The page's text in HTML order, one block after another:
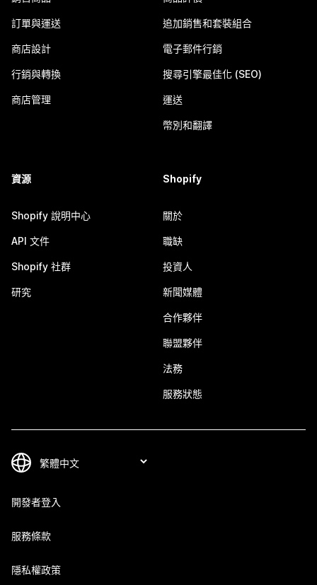
訂單與運送
商店設計
行銷與轉換
商店管理
追加銷售和套裝組合
電子郵件行銷
搜尋引擎最佳化 (SEO)
運送
幣別和翻譯
資源
Shopify 說明中心
API 文件
Shopify 社群
研究
Shopify
關於
職缺
投資人
新聞媒體
合作夥伴
聯盟夥伴
法務
服務狀態
開發者登入
服務條款
隱私權政策